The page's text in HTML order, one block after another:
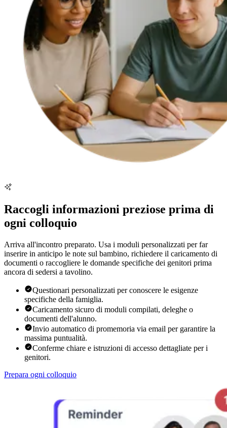
Raccogli informazioni preziose prima di
ogni colloquio
Arriva all'incontro preparato. Usa i moduli personalizzati per far
inserire in anticipo le note sul bambino, richiedere il caricamento di
documenti o raccogliere le domande specifiche dei genitori prima
ancora di sedersi a tavolino.
Questionari personalizzati per conoscere le esigenze
specifiche della famiglia.
Caricamento sicuro di moduli compilati, deleghe o
documenti dell'alunno.
Invio automatico di promemoria via email per garantire la
massima puntualità.
Conferme chiare e istruzioni di accesso dettagliate per i
genitori.
Prepara ogni colloquio